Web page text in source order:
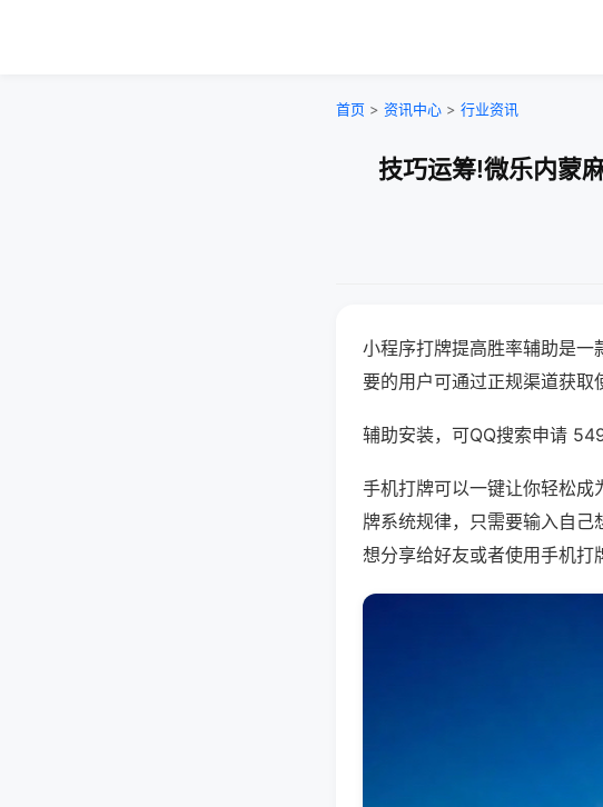
首页 > 资讯中心 > 行业资讯
技巧运筹!微乐内蒙
小程序打牌提高胜率辅助是一
要的用户可通过正规渠道获取
辅助安装，可QQ搜索申请
手机打牌可以一键让你轻松成
牌系统规律，只需要输入自
想分享给好友或者使用手机打